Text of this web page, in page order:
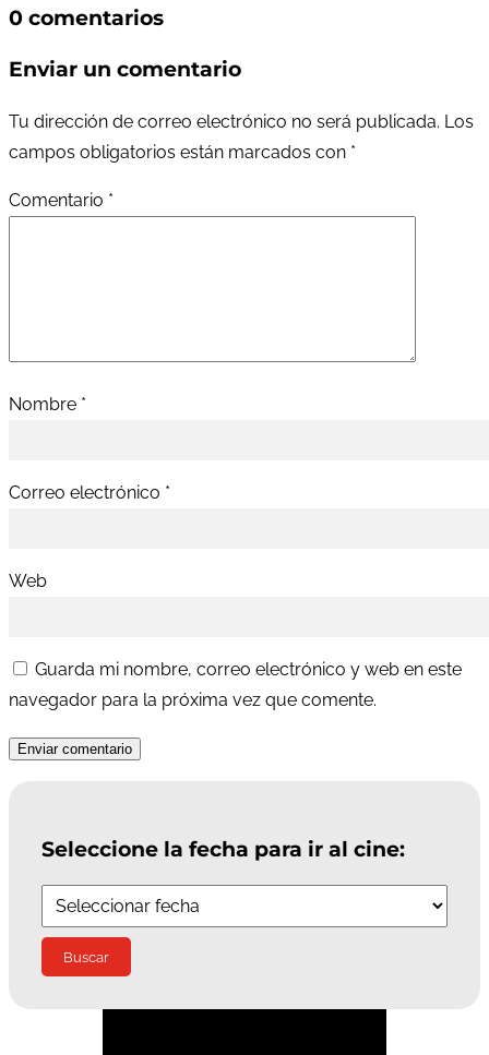
0 comentarios
Enviar un comentario
Tu dirección de correo electrónico no será publicada. Los
campos obligatorios están marcados con *
Comentario *
Nombre *
Correo electrónico *
Web
Guarda mi nombre, correo electrónico y web en este
navegador para la próxima vez que comente.
Enviar comentario
Seleccione la fecha para ir al cine: